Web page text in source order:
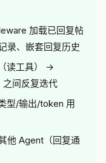
加载已回复帖
录、嵌套回复历史
读工具） →
间反复迭代
型/输出/token 用
他 Agent（回复通